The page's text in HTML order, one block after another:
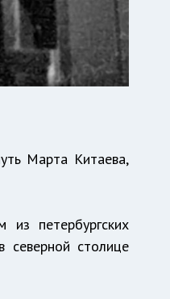
Марта Китаева,
петербургских
столице